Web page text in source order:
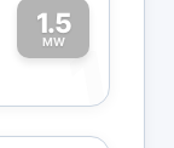
1.5
MW1